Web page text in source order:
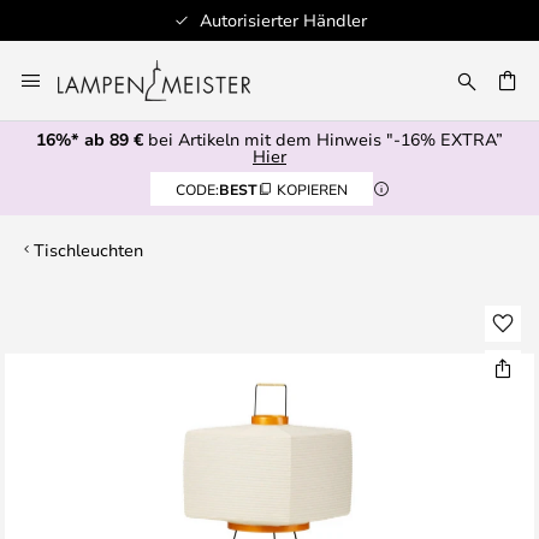
Autorisierter Händler
Inhalt
springen
16%* ab 89 € bei Artikeln mit dem Hinweis "-16% EXTRA”
Hier
CODE:BEST KOPIEREN
Tischleuchten